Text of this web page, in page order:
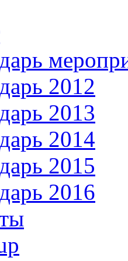
2012
2013
2014
2015
2016